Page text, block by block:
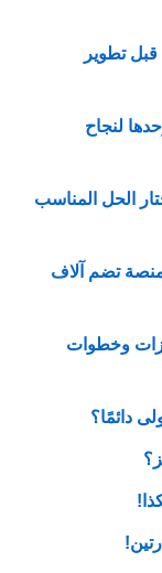
إنشاء تطبيق 2026 | لماذا تبدأ بنسخة MVP قبل تطوير
لنجاح
الحل المناسب
تضم آلاف
وخطوات
دائمًا؟